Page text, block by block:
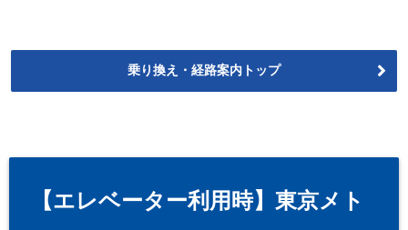
乗り換え・経路案内トップ
【エレベーター利用時】東京メト